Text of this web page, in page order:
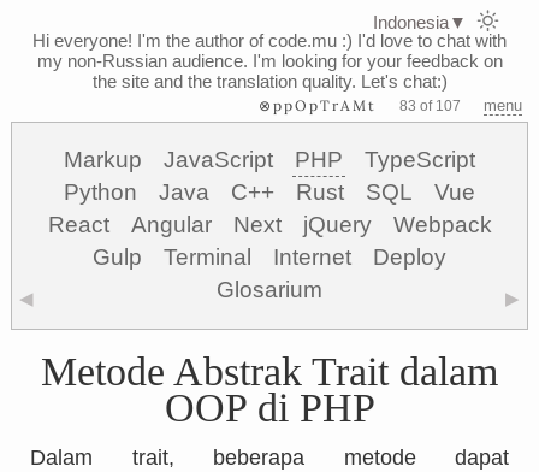
Hi everyone! I'm the author of code.mu :) I'd love to chat with
my non-Russian audience. I'm looking for your feedback on
the site and the translation quality. Let's chat:)
⊗ppOpTrAMt 83 of 107 menu
Markup JavaScript PHP
TypeScript
Python
Java C++ Rust SQL
Vue
React
Angular Next jQuery
Webpack
Gulp
Terminal Internet
Deploy
Glosarium
◀ ▶
Metode Abstrak Trait dalam
OOP di PHP
Dalam trait, beberapa metode dapat
Indonesia▼